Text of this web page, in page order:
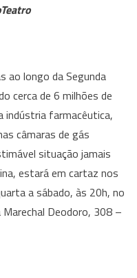
MicroTeatro
ao longo da Segunda
cerca de 6 milhões de
indústria farmacêutica,
câmaras de gás
situação jamais
estará em cartaz nos
a sábado, às 20h, no
Deodoro, 308 –